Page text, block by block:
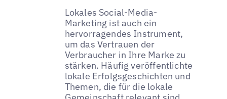
Lokales Social-Media-
Marketing ist auch ein
hervorragendes Instrument,
um das Vertrauen der
Verbraucher in Ihre Marke zu
stärken. Häufig veröffentlichte
lokale Erfolgsgeschichten und
Themen, die für die lokale